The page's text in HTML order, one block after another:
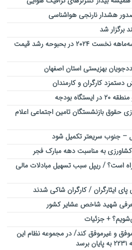
هشدار نارنجی هواشناسی
شد
جهش درآمدهای روسیه در سه‌ماهه نخست ۲۰۲۴ در بحبوحه رشد قیمت
دستمزد کارگران و کارمندان
حقوق بازنشستگان تامین اجتماعی اعلام
– جنوب سریعتر تکمیل شود
به مناسبت دهه مبارک فجر
است؟ / ریپل سبب تسهیل مبادلات مالی
ایثارگران / کارگران شاکی شدند
+ جزئیات
و غیرموفق کند/ در مجموعه نظام این